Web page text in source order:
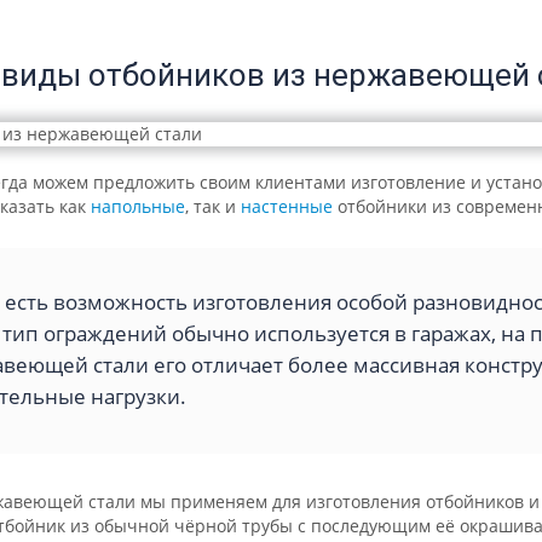
отбойников из нержавеющей
можем предложить своим клиентами изготовление и
как напольные, так и настенные отбойники из
возможность изготовления особой
ограждений обычно используется в гаражах,
стали его отличает более массивная
нагрузки.
стали мы применяем для изготовления отбойников и
из обычной чёрной трубы с последующим её